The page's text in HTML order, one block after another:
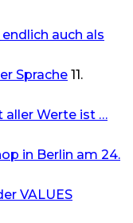
auch als
Sprache 11.
aller Werte ist …
in Berlin am 24.
VALUES